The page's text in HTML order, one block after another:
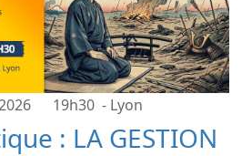
19h30 - Lyon
: LA GESTION